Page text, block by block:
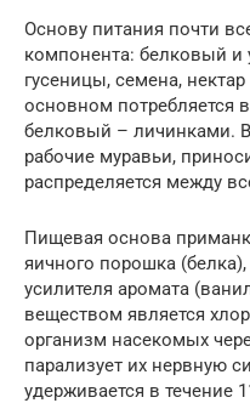
Основу питания почти
компонента: белковый и
гусеницы, семена,
основном потребляется
белковый – личинками.
рабочие муравьи,
распределяется между
Пищевая основа
яичного порошка
усилителя аромата
веществом является
организм насекомых
парализует их нервную
удерживается в течение